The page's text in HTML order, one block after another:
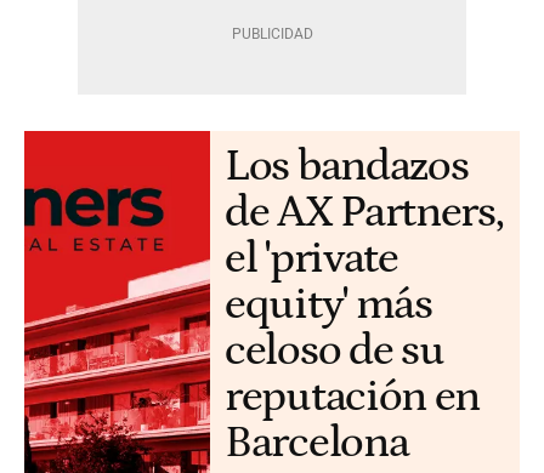
Los bandazos
de AX Partners,
el 'private
equity' más
celoso de su
reputación en
Barcelona